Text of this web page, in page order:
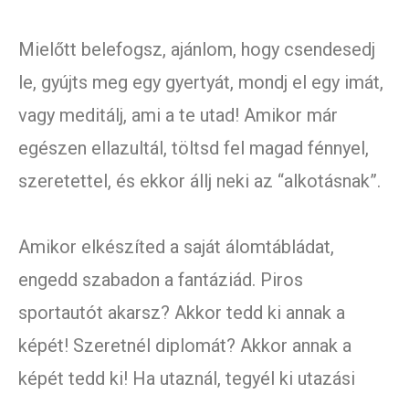
Mielőtt belefogsz, ajánlom, hogy csendesedj
le, gyújts meg egy gyertyát, mondj el egy imát,
vagy meditálj, ami a te utad! Amikor már
egészen ellazultál, töltsd fel magad fénnyel,
szeretettel, és ekkor állj neki az “alkotásnak”.
Amikor elkészíted a saját álomtábládat,
engedd szabadon a fantáziád. Piros
sportautót akarsz? Akkor tedd ki annak a
képét! Szeretnél diplomát? Akkor annak a
képét tedd ki! Ha utaznál, tegyél ki utazási